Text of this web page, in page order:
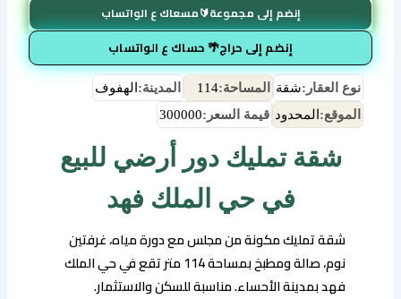
إنضم إلى مجموعة🔰مسعاك ع الواتساب
إنضم إلى حراج🌴 حساك ع الواتساب
نوع العقار:شقة المساحة:114 المدينة: الهفوف
الموقع: المحدود قيمة السعر:300000
شقة تمليك دور أرضي للبيع
في حي الملك فهد
شقة تمليك مكونة من مجلس مع دورة مياه، غرفتين
نوم، صالة ومطبخ بمساحة 114 متر تقع في حي الملك
فهد بمدينة الأحساء. مناسبة للسكن والاستثمار.